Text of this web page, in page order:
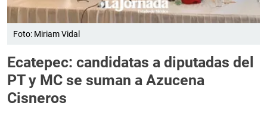
Foto: Miriam Vidal
Ecatepec: candidatas a diputadas del
PT y MC se suman a Azucena
Cisneros